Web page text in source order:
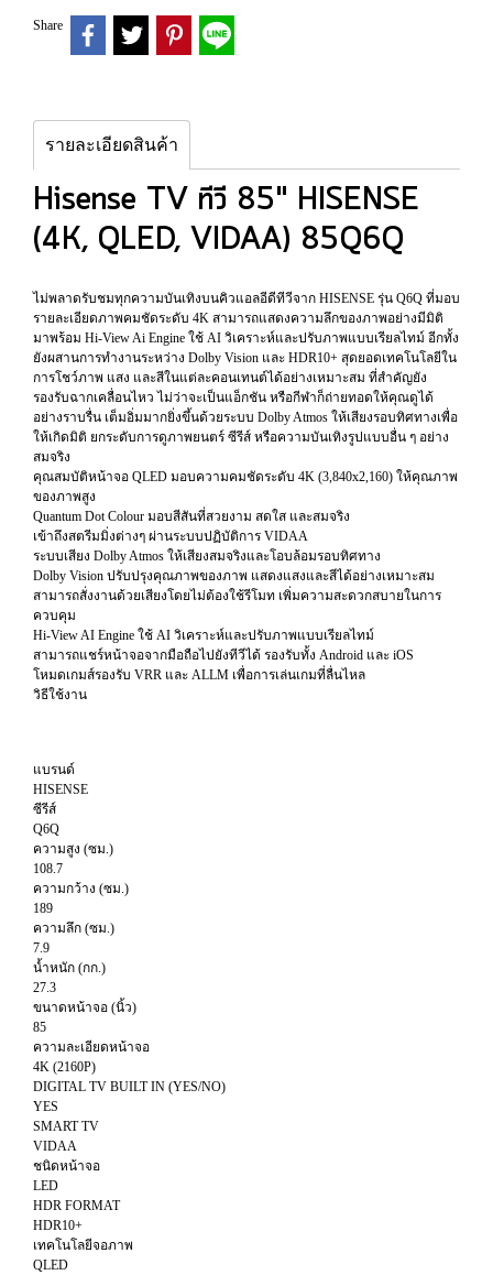
Share
รายละเอียดสินค้า
Hisense TV ทีวี 85" HISENSE
(4K, QLED, VIDAA) 85Q6Q
ไม่พลาดรับชมทุกความบันเทิงบนคิวแอลอีดีทีวีจาก HISENSE รุ่น Q6Q ที่มอบ
รายละเอียดภาพคมชัดระดับ 4K สามารถแสดงความลึกของภาพอย่างมีมิติ
มาพร้อม Hi-View Ai Engine ใช้ AI วิเคราะห์และปรับภาพแบบเรียลไทม์ อีกทั้ง
ยังผสานการทำงานระหว่าง Dolby Vision และ HDR10+ สุดยอดเทคโนโลยีใน
การโชว์ภาพ แสง และสีในแต่ละคอนเทนต์ได้อย่างเหมาะสม ที่สำคัญยัง
รองรับฉากเคลื่อนไหว ไม่ว่าจะเป็นแอ็กชัน หรือกีฬาก็ถ่ายทอดให้คุณดูได้
อย่างราบรื่น เต็มอิ่มมากยิ่งขึ้นด้วยระบบ Dolby Atmos ให้เสียงรอบทิศทางเพื่อ
ให้เกิดมิติ ยกระดับการดูภาพยนตร์ ซีรีส์ หรือความบันเทิงรูปแบบอื่น ๆ อย่าง
สมจริง
คุณสมบัติหน้าจอ QLED มอบความคมชัดระดับ 4K (3,840x2,160) ให้คุณภาพ
ของภาพสูง
Quantum Dot Colour มอบสีสันที่สวยงาม สดใส และสมจริง
เข้าถึงสตรีมมิ่งต่างๆ ผ่านระบบปฏิบัติการ VIDAA
ระบบเสียง Dolby Atmos ให้เสียงสมจริงและโอบล้อมรอบทิศทาง
Dolby Vision ปรับปรุงคุณภาพของภาพ แสดงแสงและสีได้อย่างเหมาะสม
สามารถสั่งงานด้วยเสียงโดยไม่ต้องใช้รีโมท เพิ่มความสะดวกสบายในการ
ควบคุม
Hi-View AI Engine ใช้ AI วิเคราะห์และปรับภาพแบบเรียลไทม์
สามารถแชร์หน้าจอจากมือถือไปยังทีวีได้ รองรับทั้ง Android และ iOS
โหมดเกมส์รองรับ VRR และ ALLM เพื่อการเล่นเกมที่ลื่นไหล
วิธีใช้งาน
แบรนด์
HISENSE
ซีรีส์
Q6Q
ความสูง (ซม.)
108.7
ความกว้าง (ซม.)
189
ความลึก (ซม.)
7.9
น้ำหนัก (กก.)
27.3
ขนาดหน้าจอ (นิ้ว)
85
ความละเอียดหน้าจอ
4K (2160P)
DIGITAL TV BUILT IN (YES/NO)
YES
SMART TV
VIDAA
ชนิดหน้าจอ
LED
HDR FORMAT
HDR10+
เทคโนโลยีจอภาพ
QLED